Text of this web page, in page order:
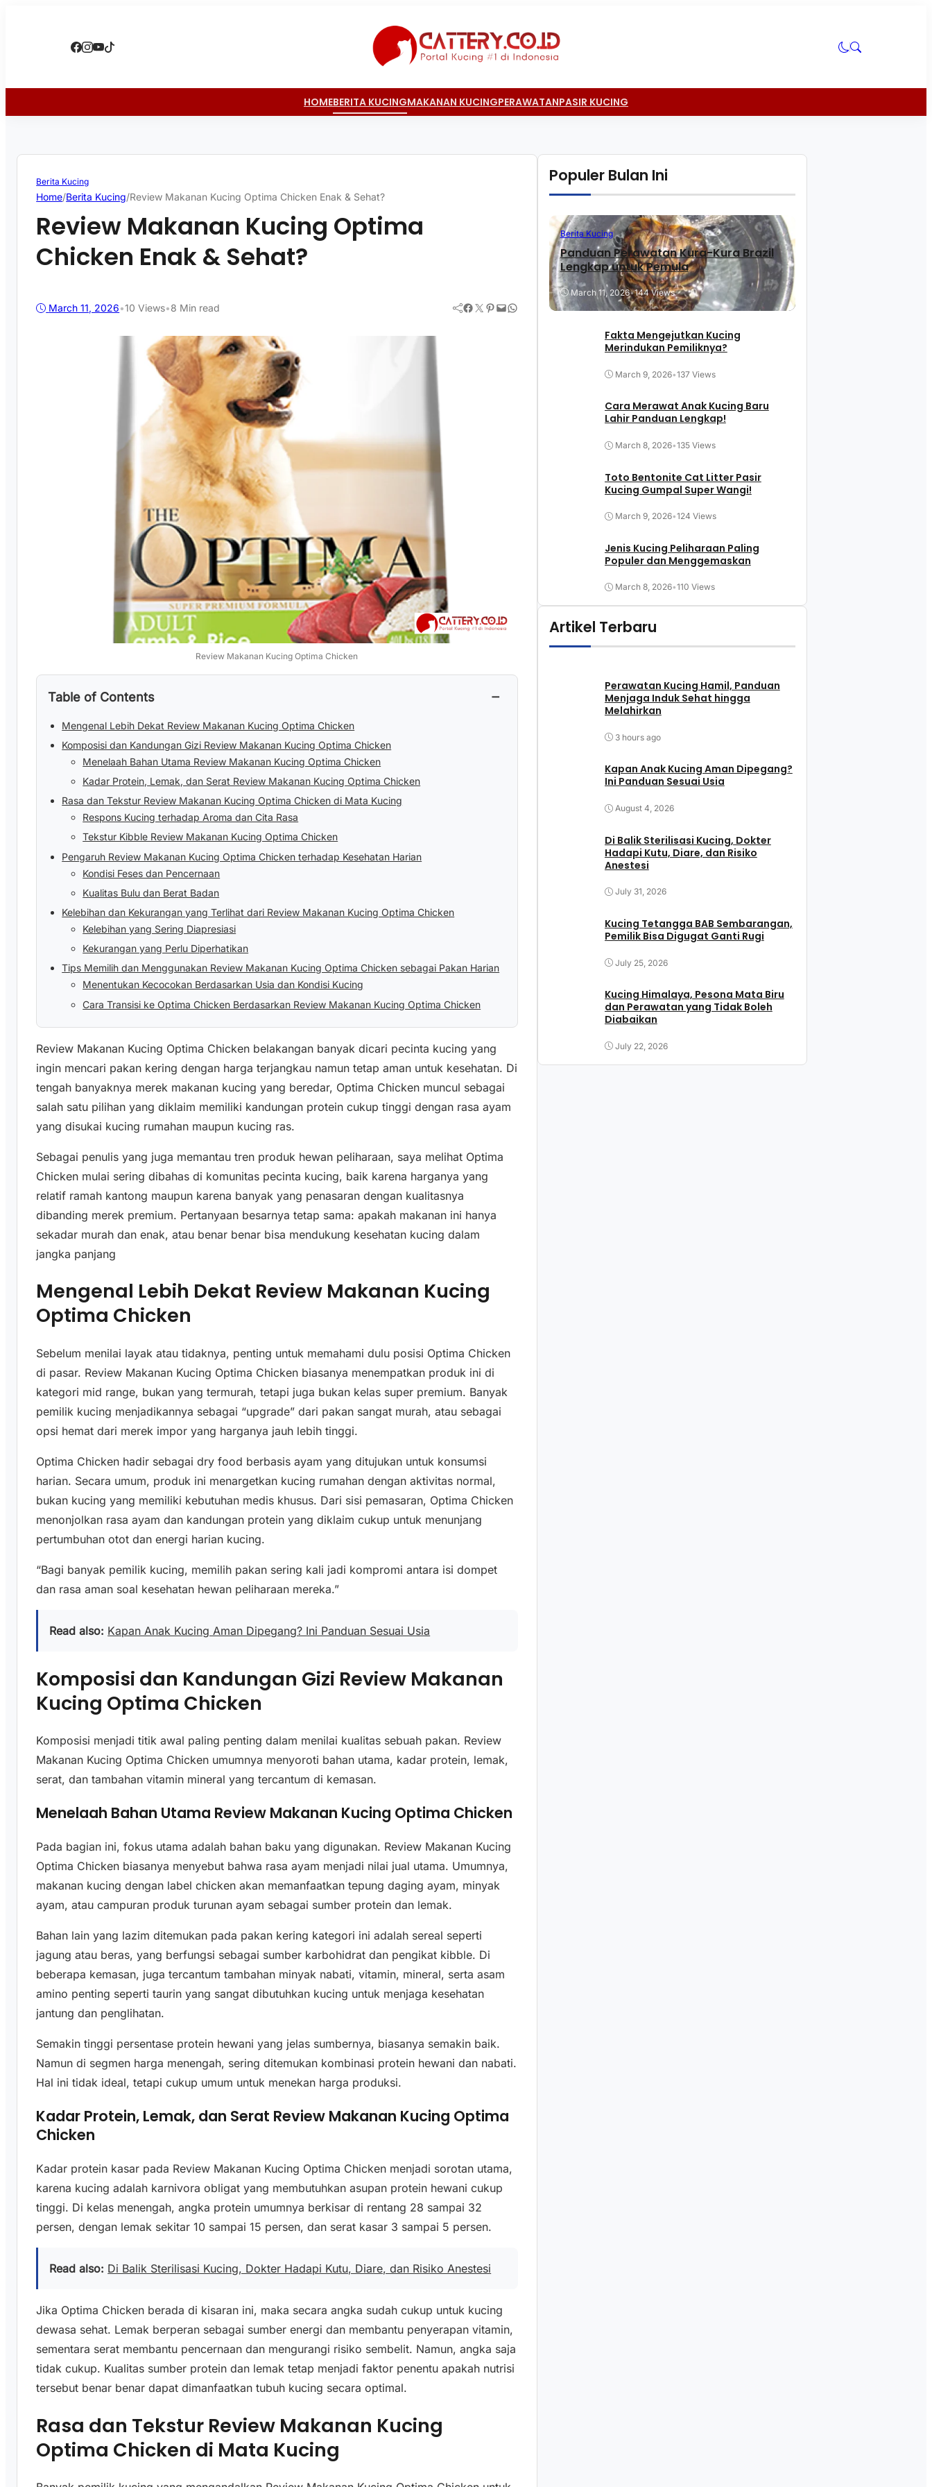
HOMEBERITA KUCINGMAKANAN KUCINGPERAWATANPASIR KUCING
Berita Kucing
Home/Berita Kucing/Review Makanan Kucing Optima Chicken Enak & Sehat?
Review Makanan Kucing Optima
Chicken Enak & Sehat?
March 11, 2026•10 Views•8 Min read Facebook Twitter Pinterest Mail WhatsApp
Review Makanan Kucing Optima Chicken
Table of Contents −
Mengenal Lebih Dekat Review Makanan Kucing Optima Chicken
Komposisi dan Kandungan Gizi Review Makanan Kucing Optima Chicken
Menelaah Bahan Utama Review Makanan Kucing Optima Chicken
Kadar Protein, Lemak, dan Serat Review Makanan Kucing Optima Chicken
Rasa dan Tekstur Review Makanan Kucing Optima Chicken di Mata Kucing
Respons Kucing terhadap Aroma dan Cita Rasa
Tekstur Kibble Review Makanan Kucing Optima Chicken
Pengaruh Review Makanan Kucing Optima Chicken terhadap Kesehatan Harian
Kondisi Feses dan Pencernaan
Kualitas Bulu dan Berat Badan
Kelebihan dan Kekurangan yang Terlihat dari Review Makanan Kucing Optima Chicken
Kelebihan yang Sering Diapresiasi
Kekurangan yang Perlu Diperhatikan
Tips Memilih dan Menggunakan Review Makanan Kucing Optima Chicken sebagai Pakan Harian
Menentukan Kecocokan Berdasarkan Usia dan Kondisi Kucing
Cara Transisi ke Optima Chicken Berdasarkan Review Makanan Kucing Optima Chicken
Review Makanan Kucing Optima Chicken belakangan banyak dicari pecinta kucing yang
ingin mencari pakan kering dengan harga terjangkau namun tetap aman untuk kesehatan. Di
tengah banyaknya merek makanan kucing yang beredar, Optima Chicken muncul sebagai
salah satu pilihan yang diklaim memiliki kandungan protein cukup tinggi dengan rasa ayam
yang disukai kucing rumahan maupun kucing ras.
Sebagai penulis yang juga memantau tren produk hewan peliharaan, saya melihat Optima
Chicken mulai sering dibahas di komunitas pecinta kucing, baik karena harganya yang
relatif ramah kantong maupun karena banyak yang penasaran dengan kualitasnya
dibanding merek premium. Pertanyaan besarnya tetap sama: apakah makanan ini hanya
sekadar murah dan enak, atau benar benar bisa mendukung kesehatan kucing dalam
jangka panjang
Mengenal Lebih Dekat Review Makanan Kucing
Optima Chicken
Sebelum menilai layak atau tidaknya, penting untuk memahami dulu posisi Optima Chicken
di pasar. Review Makanan Kucing Optima Chicken biasanya menempatkan produk ini di
kategori mid range, bukan yang termurah, tetapi juga bukan kelas super premium. Banyak
pemilik kucing menjadikannya sebagai “upgrade” dari pakan sangat murah, atau sebagai
opsi hemat dari merek impor yang harganya jauh lebih tinggi.
Optima Chicken hadir sebagai dry food berbasis ayam yang ditujukan untuk konsumsi
harian. Secara umum, produk ini menargetkan kucing rumahan dengan aktivitas normal,
bukan kucing yang memiliki kebutuhan medis khusus. Dari sisi pemasaran, Optima Chicken
menonjolkan rasa ayam dan kandungan protein yang diklaim cukup untuk menunjang
pertumbuhan otot dan energi harian kucing.
“Bagi banyak pemilik kucing, memilih pakan sering kali jadi kompromi antara isi dompet
dan rasa aman soal kesehatan hewan peliharaan mereka.”
Read also: Kapan Anak Kucing Aman Dipegang? Ini Panduan Sesuai Usia
Komposisi dan Kandungan Gizi Review Makanan
Kucing Optima Chicken
Komposisi menjadi titik awal paling penting dalam menilai kualitas sebuah pakan. Review
Makanan Kucing Optima Chicken umumnya menyoroti bahan utama, kadar protein, lemak,
serat, dan tambahan vitamin mineral yang tercantum di kemasan.
Menelaah Bahan Utama Review Makanan Kucing Optima Chicken
Pada bagian ini, fokus utama adalah bahan baku yang digunakan. Review Makanan Kucing
Optima Chicken biasanya menyebut bahwa rasa ayam menjadi nilai jual utama. Umumnya,
makanan kucing dengan label chicken akan memanfaatkan tepung daging ayam, minyak
ayam, atau campuran produk turunan ayam sebagai sumber protein dan lemak.
Bahan lain yang lazim ditemukan pada pakan kering kategori ini adalah sereal seperti
jagung atau beras, yang berfungsi sebagai sumber karbohidrat dan pengikat kibble. Di
beberapa kemasan, juga tercantum tambahan minyak nabati, vitamin, mineral, serta asam
amino penting seperti taurin yang sangat dibutuhkan kucing untuk menjaga kesehatan
jantung dan penglihatan.
Semakin tinggi persentase protein hewani yang jelas sumbernya, biasanya semakin baik.
Namun di segmen harga menengah, sering ditemukan kombinasi protein hewani dan nabati.
Hal ini tidak ideal, tetapi cukup umum untuk menekan harga produksi.
Kadar Protein, Lemak, dan Serat Review Makanan Kucing Optima
Chicken
Kadar protein kasar pada Review Makanan Kucing Optima Chicken menjadi sorotan utama,
karena kucing adalah karnivora obligat yang membutuhkan asupan protein hewani cukup
tinggi. Di kelas menengah, angka protein umumnya berkisar di rentang 28 sampai 32
persen, dengan lemak sekitar 10 sampai 15 persen, dan serat kasar 3 sampai 5 persen.
Read also: Di Balik Sterilisasi Kucing, Dokter Hadapi Kutu, Diare, dan Risiko Anestesi
Jika Optima Chicken berada di kisaran ini, maka secara angka sudah cukup untuk kucing
dewasa sehat. Lemak berperan sebagai sumber energi dan membantu penyerapan vitamin,
sementara serat membantu pencernaan dan mengurangi risiko sembelit. Namun, angka saja
tidak cukup. Kualitas sumber protein dan lemak tetap menjadi faktor penentu apakah nutrisi
tersebut benar benar dapat dimanfaatkan tubuh kucing secara optimal.
Rasa dan Tekstur Review Makanan Kucing
Optima Chicken di Mata Kucing
Populer Bulan Ini
Berita Kucing
Panduan Perawatan Kura-Kura Brazil
Lengkap untuk Pemula
March 11, 2026•144 Views
Fakta Mengejutkan Kucing
Merindukan Pemiliknya?
March 9, 2026•137 Views
Cara Merawat Anak Kucing Baru
Lahir Panduan Lengkap!
March 8, 2026•135 Views
Toto Bentonite Cat Litter Pasir
Kucing Gumpal Super Wangi!
March 9, 2026•124 Views
Jenis Kucing Peliharaan Paling
Populer dan Menggemaskan
March 8, 2026•110 Views
Artikel Terbaru
Perawatan Kucing Hamil, Panduan
Menjaga Induk Sehat hingga
Melahirkan
3 hours ago
Kapan Anak Kucing Aman Dipegang?
Ini Panduan Sesuai Usia
August 4, 2026
Di Balik Sterilisasi Kucing, Dokter
Hadapi Kutu, Diare, dan Risiko
Anestesi
July 31, 2026
Kucing Tetangga BAB Sembarangan,
Pemilik Bisa Digugat Ganti Rugi
July 25, 2026
Kucing Himalaya, Pesona Mata Biru
dan Perawatan yang Tidak Boleh
Diabaikan
July 22, 2026